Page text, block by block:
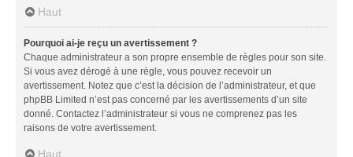
Haut
Pourquoi ai-je reçu un avertissement ?
Chaque administrateur a son propre ensemble de règles pour son site.
Si vous avez dérogé à une règle, vous pouvez recevoir un
avertissement. Notez que c’est la décision de l’administrateur, et que
phpBB Limited n’est pas concerné par les avertissements d’un site
donné. Contactez l’administrateur si vous ne comprenez pas les
raisons de votre avertissement.
Haut